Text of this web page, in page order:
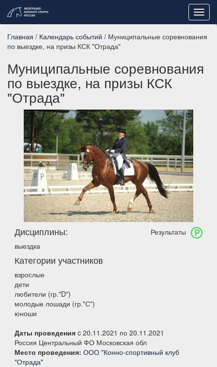
Главная / Календарь событий / Муниципальные соревнования
по выездке, на призы КСК "Отрада"
Муниципальные соревнования
по выездке, на призы КСК
"Отрада"
Результаты
Дисциплины:
выездка
Категории участников
взрослые
дети
любители (гр."D")
молодые лошади (гр."С")
юноши
Даты проведения c 20.11.2021 по 20.11.2021
Россия Центральный ФО Московская обл
Место проведения: ООО "Конно-спортивный клуб
"Отрада"